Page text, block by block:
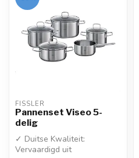
FISSLER
Pannenset Viseo 5-
delig
✓ Duitse Kwaliteit:
Vervaardigd uit